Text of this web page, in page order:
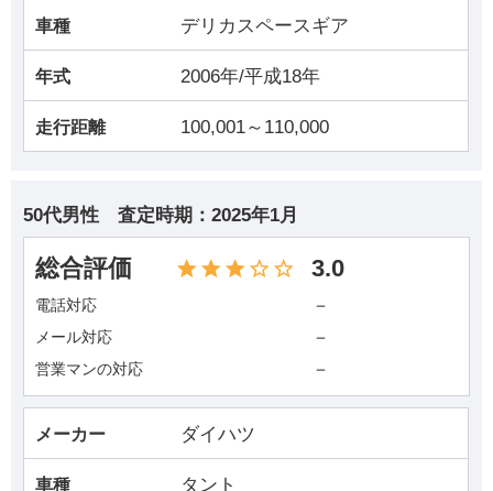
車種 デリカスペースギア
年式 2006年/平成18年
走行距離 100,001～110,000
50代男性 査定時期： 2025年1月
総合評価 3.0
電話対応 －
メール対応 －
営業マンの対応 －
メーカー ダイハツ
車種 タント